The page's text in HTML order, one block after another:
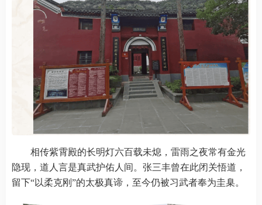
相传紫霄殿的长明灯六百载未熄，雷雨之夜常有金光
隐现，道人言是真武护佑人间。张三丰曾在此闭关悟道，
留下“以柔克刚”的太极真谛，至今仍被习武者奉为圭臬。